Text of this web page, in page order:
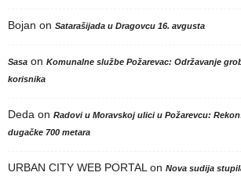
Bojan on Satarašijada u Dragovcu 16. avgusta
Sasa on Komunalne službe Požarevac: Održavanje
korisnika
Deda on Radovi u Moravskoj ulici u Požarevcu:
dugačke 700 metara
URBAN CITY WEB PORTAL on Nova sudija